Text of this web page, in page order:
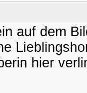
auf dem
hier